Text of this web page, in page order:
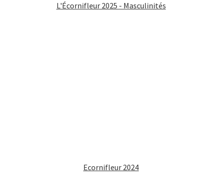
L'Écornifleur 2025 - Masculinités
Ecornifleur 2024